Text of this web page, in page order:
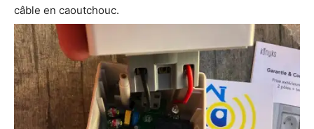
câble en caoutchouc.